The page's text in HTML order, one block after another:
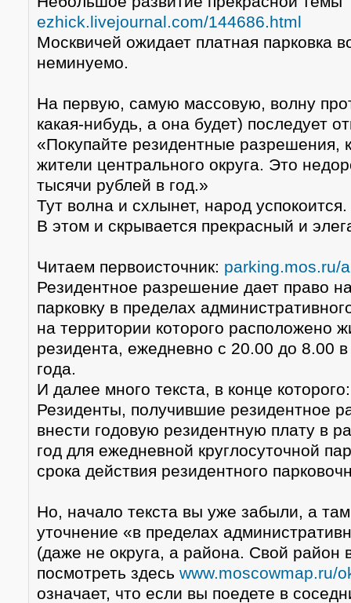
ezhick.livejournal.com/144686.html
Москвичей ожидает платная парковка
неминуемо.
На первую, самую массовую, волну
какая-нибудь, а она будет) последует
«Покупайте резидентные разрешения,
жители центрального округа. Это
тысячи рублей в год.»
Тут волна и схлынет, народ успокоится.
В этом и скрывается прекрасный и
Читаем первоисточник: parking.mos.ru/
Резидентное разрешение дает право
парковку в пределах
на территории которого расположено
резидента, ежедневно с 20.00 до 8.00 в
года.
И далее много текста, в конце которого:
Резиденты, получившие резидентное
внести годовую резидентную плату в
год для ежедневной круглосуточной
срока действия резидентного
Но, начало текста вы уже забыли, а
уточнение «в пределах
(даже не округа, а района. Свой район
посмотреть здесь www.moscowmap.ru/
означает, что если вы поедете в